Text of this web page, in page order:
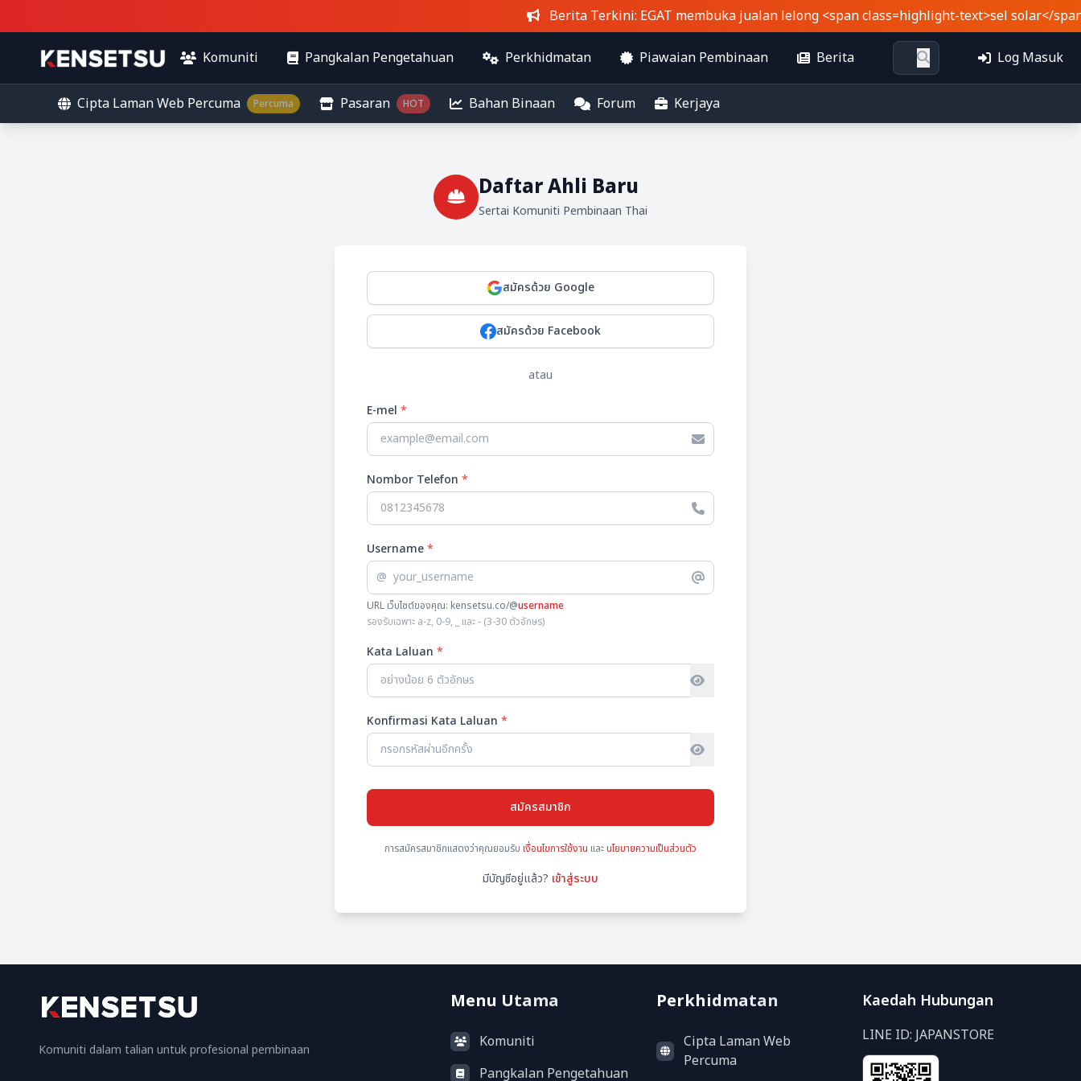
Berita Terkini: EGAT membuka jualan lelong <span class=highlight-text>sel solar</
Komuniti Pangkalan Pengetahuan Perkhidmatan Piawaian Pembinaan Berita Log Masuk
Cipta Laman Web Percuma Percuma Pasaran HOT Bahan Binaan Forum Kerjaya
Daftar Ahli Baru
Sertai Komuniti Pembinaan Thai
สมัครด้วย Google
สมัครด้วย Facebook
atau
E-mel *
Nombor Telefon *
Username*
@
URL เว็บไซต์ของคุณ: kensetsu.co/@username
รองรับเฉพาะ a-z, 0-9, _ และ - (3-30 ตัวอักษร)
Kata Laluan *
Konfirmasi Kata Laluan *
สมัครสมาชิก
การสมัครสมาชิกแสดงว่าคุณยอมรับ เงื่อนไขการใช้งาน และนโยบายความเป็นส่วนตัว
มีบัญชีอยู่แล้ว? เข้าสู่ระบบ
Komuniti dalam talian untuk profesional pembinaan
Menu Utama
Komuniti
Pangkalan Pengetahuan
Perkhidmatan
Cipta Laman Web
Percuma
Kaedah Hubungan
LINE ID: JAPANSTORE